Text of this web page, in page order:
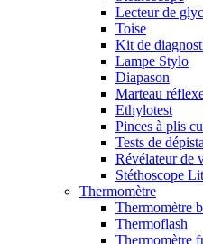
Lecteur de
Toise
Kit de
Lampe Stylo
Diapason
Marteau
Ethylotest
Pinces à plis
Tests de
Révélateur de
Stéthoscope
Thermomètre
Thermomètre
Thermoflash
Thermomètre